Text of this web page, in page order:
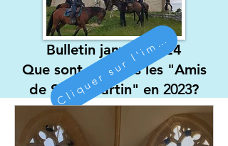
Bulletin janvier 2024
Que sont devenus les "Amis
de Saint Martin" en 2023?
Cliquer sur l'image